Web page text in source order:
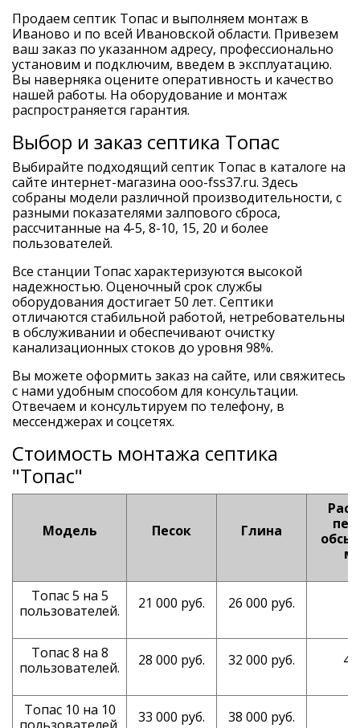
Продаем септик Топас и выполняем монтаж в
Иваново и по всей Ивановской области. Привезем
ваш заказ по указанном адресу, профессионально
установим и подключим, введем в эксплуатацию.
Вы наверняка оцените оперативность и качество
нашей работы. На оборудование и монтаж
распространяется гарантия.
Выбор и заказ септика Топас
Выбирайте подходящий септик Топас в каталоге на
сайте интернет-магазина ooo-fss37.ru. Здесь
собраны модели различной производительности, с
разными показателями залпового сброса,
рассчитанные на 4-5, 8-10, 15, 20 и более
пользователей.
Все станции Топас характеризуются высокой
надежностью. Оценочный срок службы
оборудования достигает 50 лет. Септики
отличаются стабильной работой, нетребовательны
в обслуживании и обеспечивают очистку
канализационных стоков до уровня 98%.
Вы можете оформить заказ на сайте, или свяжитесь
с нами удобным способом для консультации.
Отвечаем и консультируем по телефону, в
мессенджерах и соцсетях.
Стоимость монтажа септика
"Топас"
Модель Песок Глина
м³
Топас 5 на 5
пользователей.
21 000 руб. 26 000 руб.
Топас 8 на 8
пользователей.
28 000 руб. 32 000 руб. 4,5
Топас 10 на 10
пользователей.
33 000 руб. 38 000 руб.